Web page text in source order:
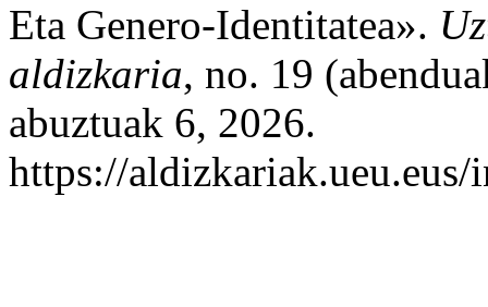
Eta Genero-Identitatea».
aldizkaria, no. 19
abuztuak 6, 2026.
https://